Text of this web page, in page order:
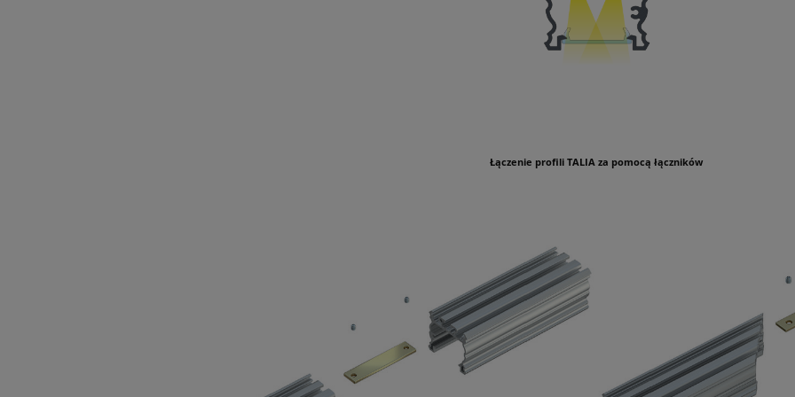
Łączenie profili TALIA za pomocą łączników